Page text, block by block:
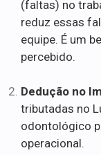
(faltas) no
reduz essas
equipe. É um
percebido.
Dedução no
tributadas no
odontológico
operacional.